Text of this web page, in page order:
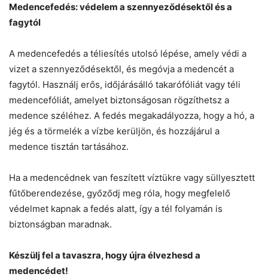
Medencefedés: védelem a szennyeződésektől és a
fagytól
A medencefedés a téliesítés utolsó lépése, amely védi a
vizet a szennyeződésektől, és megóvja a medencét a
fagytól. Használj erős, időjárásálló takarófóliát vagy téli
medencefóliát, amelyet biztonságosan rögzíthetsz a
medence széléhez. A fedés megakadályozza, hogy a hó, a
jég és a törmelék a vízbe kerüljön, és hozzájárul a
medence tisztán tartásához.
Ha a medencédnek van feszített víztükre vagy süllyesztett
fűtőberendezése, győződj meg róla, hogy megfelelő
védelmet kapnak a fedés alatt, így a tél folyamán is
biztonságban maradnak.
Készülj fel a tavaszra, hogy újra élvezhesd a
medencédet!